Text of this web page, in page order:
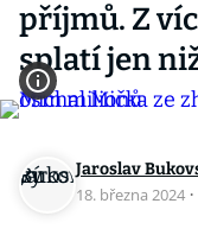
příjmů. Z
splatí jen
Jaroslav
18. března 2024 ·